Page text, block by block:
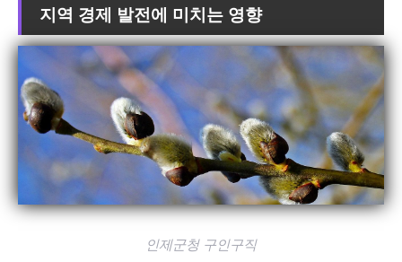
지역 경제 발전에 미치는 영향
인제군청 구인구직